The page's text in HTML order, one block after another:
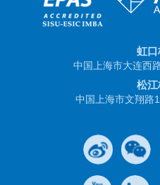
虹
中国上海市大连西
松
中国上海市文翔路